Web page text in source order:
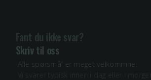
Fant du ikke svar?
Skriv til oss
Alle spørsmål er meget velkommne.
Vi svarer typisk innen i dag eller i morgen.